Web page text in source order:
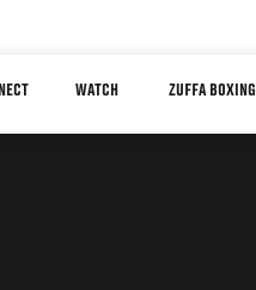
WATCH ZUFFA BOXING